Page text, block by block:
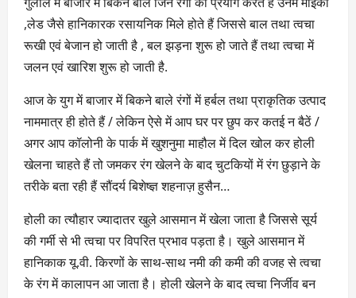
,लेड जैसे हानिकारक रसायनिक मिले होते हैं जिससे बाल तथा त्वचा
रूखी एवं बेजान हो जाती है , बल झड़ना शुरू हो जाते हैं तथा त्वचा में
जलन एवं खारिश शुरू हो जाती है.
आज के युग में बाजार में बिकने बाले रंगों में हर्बल तथा प्राकृतिक उत्पाद
नाममात्र ही होते हैं / लेकिन ऐसे में आप घर पर छुप कर कतई न बैठें /
अगर आप कॉलोनी के पार्क में खुशनुमा माहौल में दिल खोल कर होली
खेलना चाहते हैं तो जमकर रंग खेलने के बाद चुटकियों में रंग छुड़ाने के
तरीके बता रही हैं सौंदर्य बिशेष्ज्ञ शहनाज़ हुसैन…
होली का त्यौहार ज्यादातर खुले आसमान में खेला जाता है जिससे सूर्य
की गर्मी से भी त्वचा पर विपरित प्रभाव पड़ता है। खुले आसमान में
हानिकाक यू.वी. किरणों के साथ-साथ नमी की कमी की वजह से त्वचा
के रंग में कालापन आ जाता है। होली खेलने के बाद त्वचा निर्जीव बन